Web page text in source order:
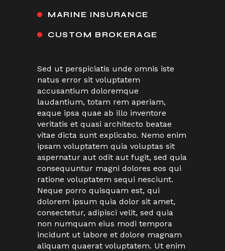
MARINE INSURANCE
CUSTOM BROKERAGE
Sed ut perspiciatis unde omnis iste
natus error sit voluptatem
accusantium doloremque
laudantium, totam rem aperiam,
eaque ipsa quae ab illo inventore
veritatis et quasi architecto beatae
vitae dicta sunt explicabo. Nemo enim
ipsam voluptatem quia voluptas sit
aspernatur aut odit aut fugit, sed quia
consequuntur magni dolores eos qui
ratione voluptatem sequi nesciunt.
Neque porro quisquam est, qui
dolorem ipsum quia dolor sit amet,
consectetur, adipisci velit, sed quia
non numquam eius modi tempora
incidunt ut labore et dolore magnam
aliquam quaerat voluptatem. Ut enim